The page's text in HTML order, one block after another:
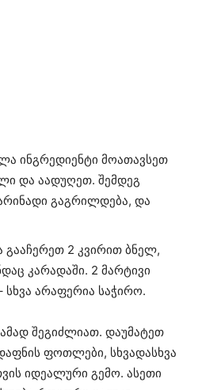
ინგრედიენტი მოათავსეთ
და აადუღეთ. შემდეგ
გაგრილდება, და
2 კვირით ბნელ,
კარადაში. 2 მარტივი
არაფერია საჭირო.
შეგიძლიათ. დაუმატეთ
ფოთლები, სხვადასხვა
იდეალური გემო. ასეთი